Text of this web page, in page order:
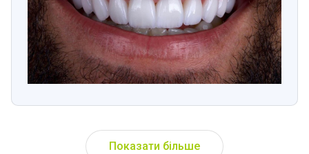
Показати більше